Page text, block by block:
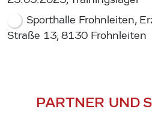
Sporthalle Frohnleiten,
Straße 13, 8130 Frohnleiten
PARTNER UND